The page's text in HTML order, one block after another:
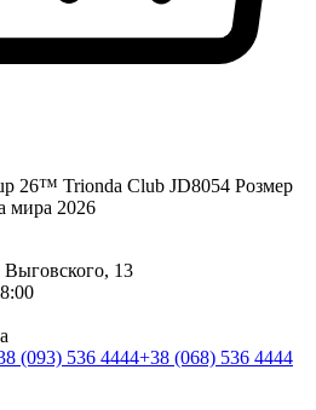
26™ Trionda Club JD8054 Розмер
мира 2026
13
(093) 536 4444+38 (068) 536 4444